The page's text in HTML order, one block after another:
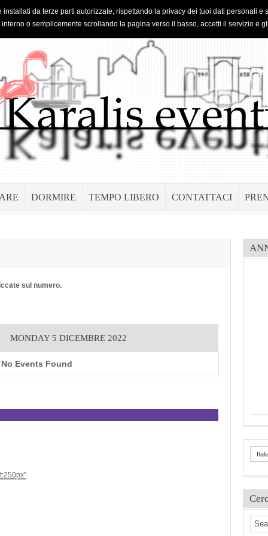
DORMIRE TEMPO LIBERO CONTATTACI
sul numero.
MONDAY 5 DICEMBRE 2022
No Events Found
da terze parti autorizzate, rispettando la privacy dei tuoi dati personali
o semplicemente scrollando la pagina verso il basso, accetti il servizio e